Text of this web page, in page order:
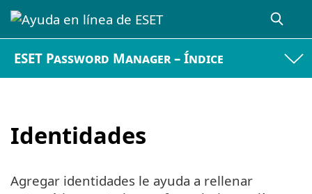
ESET Password Manager – Índice
Identidades
Agregar identidades le ayuda a rellenar